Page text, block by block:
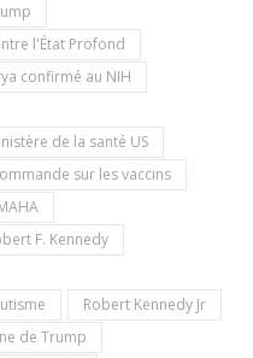
l'État Profond
confirmé au NIH
de la santé US
sur les vaccins
F. Kennedy
Robert Kennedy Jr
de Trump